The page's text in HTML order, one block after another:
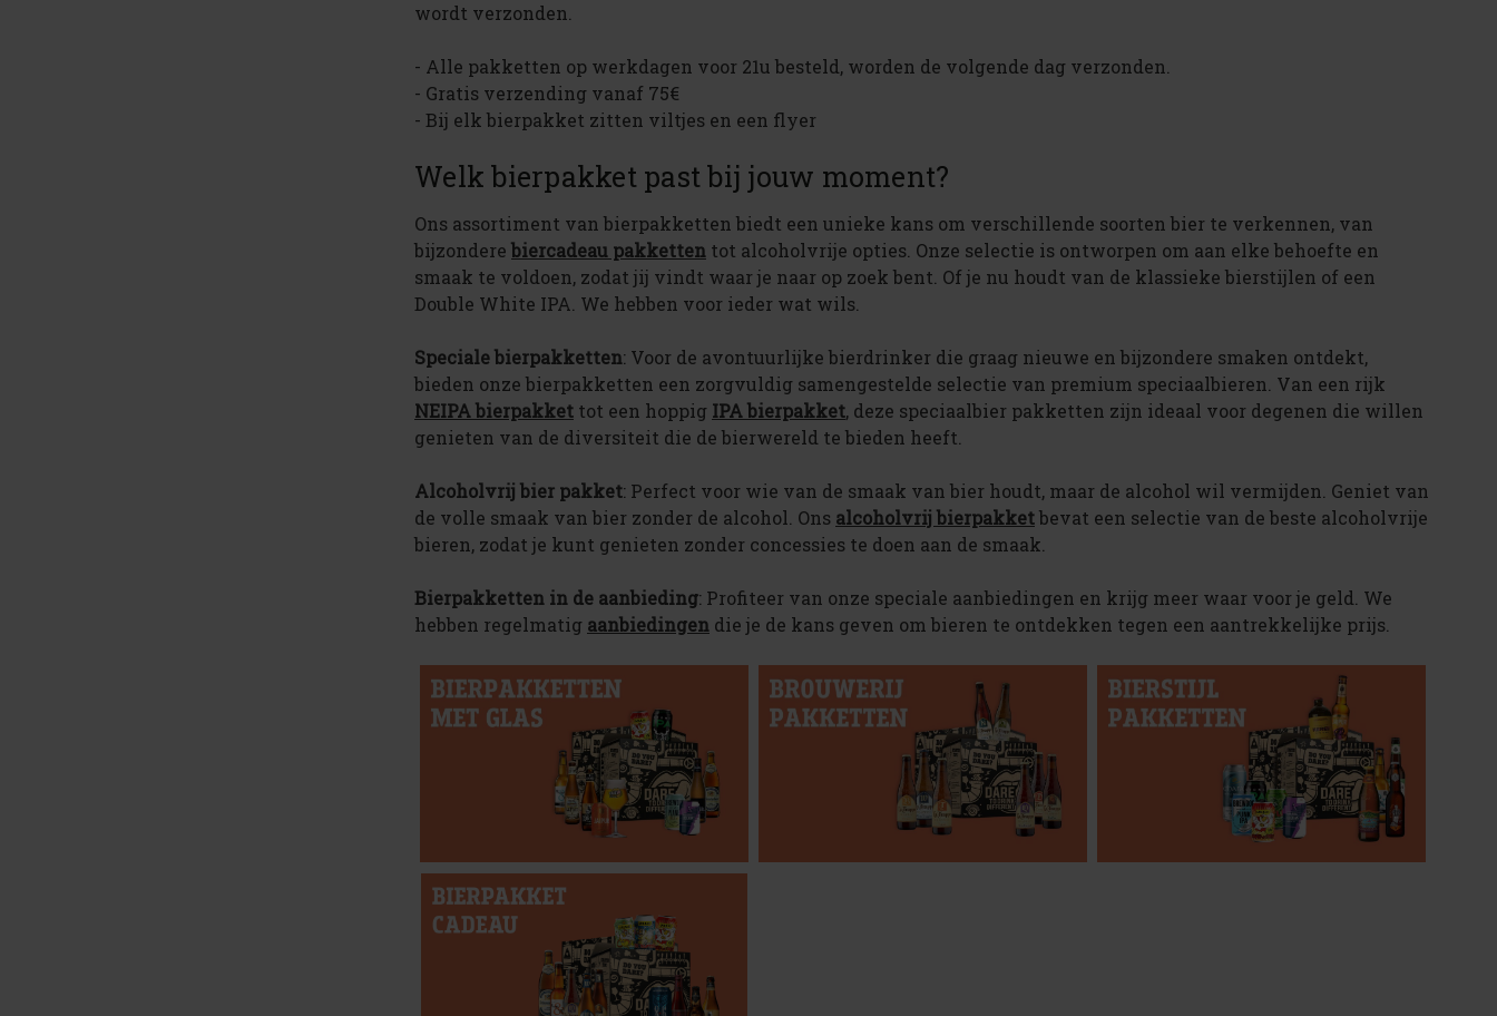
wordt verzonden.
- Alle pakketten op werkdagen voor 21u besteld, worden de volgende dag verzonden.
- Gratis verzending vanaf 75€
- Bij elk bierpakket zitten viltjes en een flyer
Welk bierpakket past bij jouw moment?
Ons assortiment van bierpakketten biedt een unieke kans om verschillende soorten bier te verkennen, van
bijzondere biercadeau pakketten tot alcoholvrije opties. Onze selectie is ontworpen om aan elke behoefte en
smaak te voldoen, zodat jij vindt waar je naar op zoek bent. Of je nu houdt van de klassieke bierstijlen of een
Double White IPA. We hebben voor ieder wat wils.
Speciale bierpakketten: Voor de avontuurlijke bierdrinker die graag nieuwe en bijzondere smaken ontdekt,
bieden onze bierpakketten een zorgvuldig samengestelde selectie van premium speciaalbieren. Van een rijk
NEIPA bierpakket tot een hoppig IPA bierpakket, deze speciaalbier pakketten zijn ideaal voor degenen die willen
genieten van de diversiteit die de bierwereld te bieden heeft​.
Alcoholvrij bier pakket: Perfect voor wie van de smaak van bier houdt, maar de alcohol wil vermijden. Geniet van
de volle smaak van bier zonder de alcohol. Ons alcoholvrij bierpakketbevat een selectie van de beste alcoholvrije
bieren, zodat je kunt genieten zonder concessies te doen aan de smaak​​.
Bierpakketten in de aanbieding: Profiteer van onze speciale aanbiedingen en krijg meer waar voor je geld. We
hebben regelmatig aanbiedingen die je de kans geven om bieren te ontdekken tegen een aantrekkelijke prijs​​.